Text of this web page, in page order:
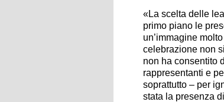
«La scelta delle
primo piano le
un’immagine
celebrazione non
non ha consentito
rappresentanti e
soprattutto – per
stata la presenza